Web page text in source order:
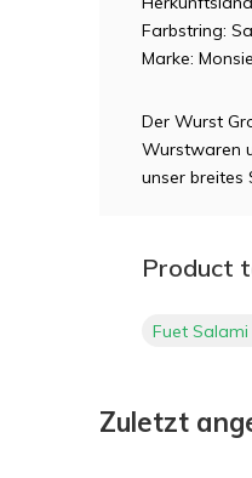
Farbstring:
Marke:
Der Wurst
Wurstwaren
unser breites
Product
Fuet Salami
Zuletzt